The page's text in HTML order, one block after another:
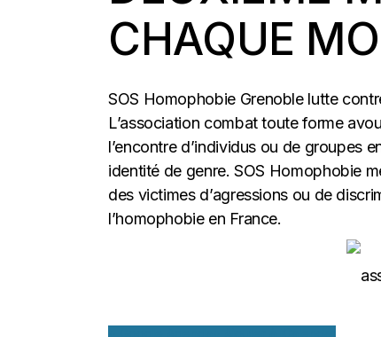
CHAQUE
SOS Homophobie Grenoble lutte
L’association combat toute forme
l’encontre d’individus ou de groupes
identité de genre. SOS Homophobie
des victimes d’agressions ou de
l’homophobie en France.